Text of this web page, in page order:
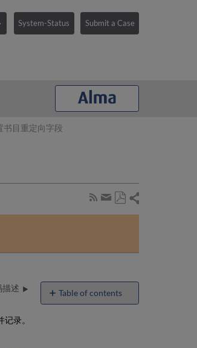
System-Status Submit a Case
书目重定向字段
Subscribe
by
Share
page Share
Table of contents
No
描述
录。